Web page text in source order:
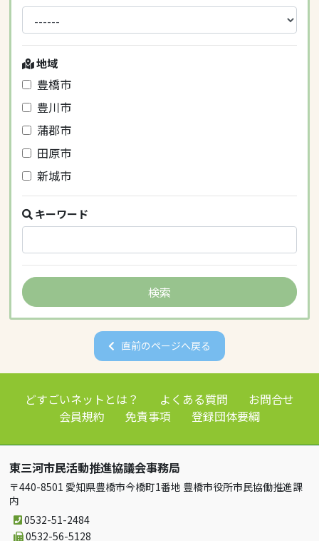
地域
豊橋市
豊川市
蒲郡市
田原市
新城市
キーワード
直前のページへ戻る
どすごいネットとは？ よくある質問
お問合せ
会員規約
免責事項 登録団体要綱
東三河市民活動推進協議会事務局
〒440-8501 愛知県豊橋市今橋町1番地 豊橋市役所市民協働推進課
内
0532-51-2484
0532-56-5128